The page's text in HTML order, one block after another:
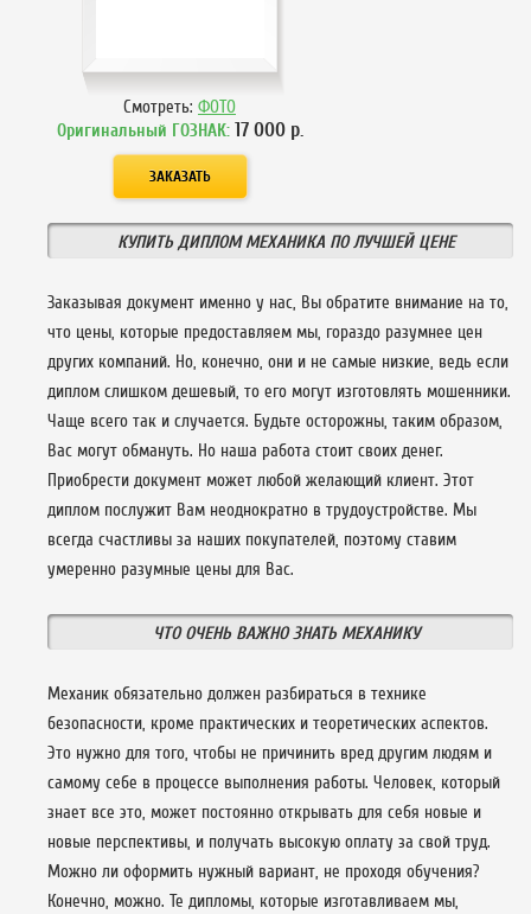
Смотреть: ФОТО
Оригинальный ГОЗНАК: 17 000р.
КУПИТЬ ДИПЛОМ МЕХАНИКА ПО ЛУЧШЕЙ ЦЕНЕ
Заказывая документ именно у нас, Вы обратите внимание на то,
что цены, которые предоставляем мы, гораздо разумнее цен
других компаний. Но, конечно, они и не самые низкие, ведь если
диплом слишком дешевый, то его могут изготовлять мошенники.
Чаще всего так и случается. Будьте осторожны, таким образом,
Вас могут обмануть. Но наша работа стоит своих денег.
Приобрести документ может любой желающий клиент. Этот
диплом послужит Вам неоднократно в трудоустройстве. Мы
всегда счастливы за наших покупателей, поэтому ставим
умеренно разумные цены для Вас.
ЧТО ОЧЕНЬ ВАЖНО ЗНАТЬ МЕХАНИКУ
Механик обязательно должен разбираться в технике
безопасности, кроме практических и теоретических аспектов.
Это нужно для того, чтобы не причинить вред другим людям и
самому себе в процессе выполнения работы. Человек, который
знает все это, может постоянно открывать для себя новые и
новые перспективы, и получать высокую оплату за свой труд.
Можно ли оформить нужный вариант, не проходя обучения?
Конечно, можно. Те дипломы, которые изготавливаем мы,